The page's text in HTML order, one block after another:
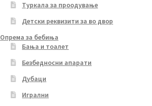
Туркала за проодување
Детски реквизити за во двор
Опрема за бебиња
Бања и тоалет
Безбедносни апарати
Дубаци
Игрални